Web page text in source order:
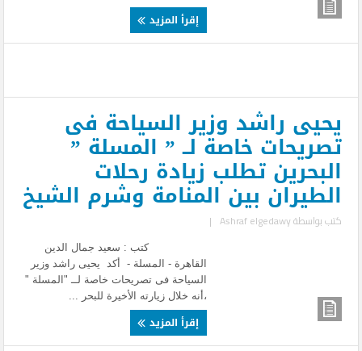
إقرأ المزيد
يحيى راشد وزير السياحة فى
تصريحات خاصة لــ ” المسلة ”
البحرين تطلب زيادة رحلات
الطيران بين المنامة وشرم الشيخ
كتب بواسطةAshraf elgedawy
|
كتب : سعيد جمال الدين
القاهرة - المسلة - أكد يحيى راشد وزير
السياحة فى تصريحات خاصة لــ "المسلة "
،أنه خلال زيارته الأخيرة للبحر ...
إقرأ المزيد